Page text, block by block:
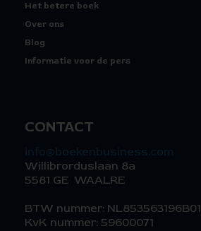
Het betere boek
Over ons
Blog
Informatie voor de pers
CONTACT
info@boekenbusiness.com
Willibrorduslaan 8a
5581 GE WAALRE
BTW nummer: NL853563196B01
KvK nummer: 59600071